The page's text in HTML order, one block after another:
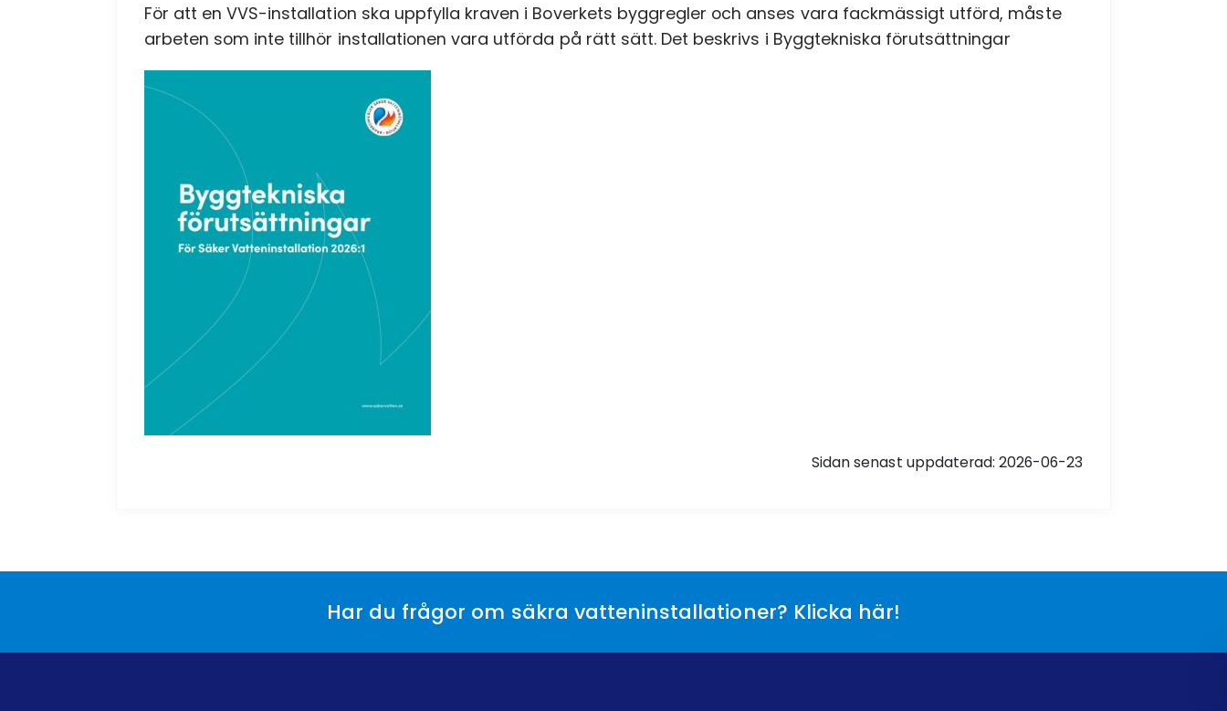
För att en VVS-installation ska uppfylla kraven i Boverkets byggregler och anses vara fackmässigt utförd, måste
arbeten som inte tillhör installationen vara utförda på rätt sätt. Det beskrivs i Byggtekniska förutsättningar
Sidan senast uppdaterad: 2026-06-23
Har du frågor om säkra vatteninstallationer? Klicka här!